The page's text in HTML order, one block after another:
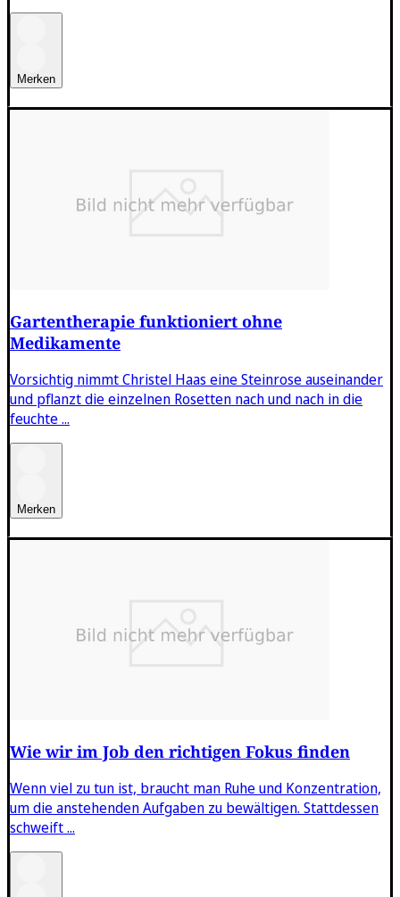
Merken
Gartentherapie funktioniert ohne
Medikamente
Vorsichtig nimmt Christel Haas eine Steinrose auseinander
und pflanzt die einzelnen Rosetten nach und nach in die
feuchte ...
Merken
Wie wir im Job den richtigen Fokus finden
Wenn viel zu tun ist, braucht man Ruhe und Konzentration,
um die anstehenden Aufgaben zu bewältigen. Stattdessen
schweift ...